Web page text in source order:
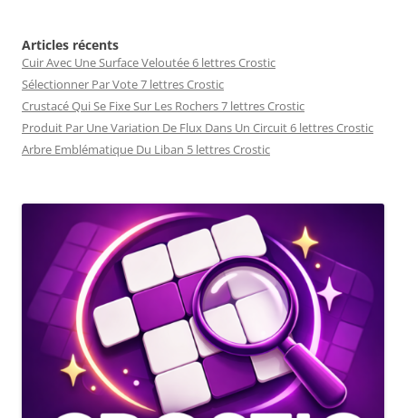
Articles récents
Cuir Avec Une Surface Veloutée 6 lettres Crostic
Sélectionner Par Vote 7 lettres Crostic
Crustacé Qui Se Fixe Sur Les Rochers 7 lettres Crostic
Produit Par Une Variation De Flux Dans Un Circuit 6 lettres Crostic
Arbre Emblématique Du Liban 5 lettres Crostic